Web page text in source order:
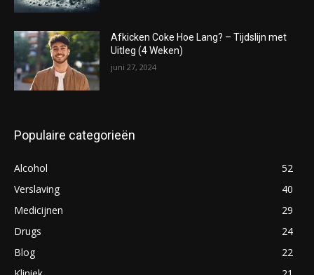
Afkicken Coke Hoe Lang? – Tijdslijn met
Uitleg (4 Weken)
juni 27, 2024
Populaire categorieën
Alcohol
52
Verslaving
40
Medicijnen
29
Drugs
24
Blog
22